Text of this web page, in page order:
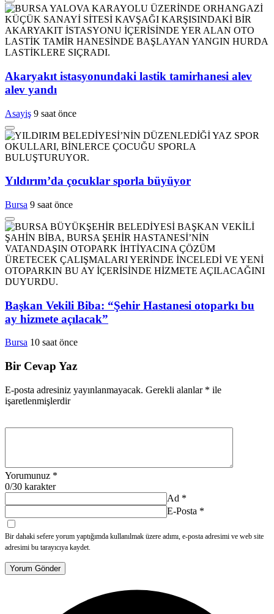
Akaryakıt istasyonundaki lastik tamirhanesi alev
alev yandı
Asayiş 9 saat önce
Yıldırım’da çocuklar sporla büyüyor
Bursa 9 saat önce
Başkan Vekili Biba: “Şehir Hastanesi otoparkı bu
ay hizmete açılacak”
Bursa 10 saat önce
Bir Cevap Yaz
E-posta adresiniz yayınlanmayacak. Gerekli alanlar * ile
işaretlenmişlerdir
Yorumunuz *
0/30 karakter
Ad *
E-Posta *
Bir dahaki sefere yorum yaptığımda kullanılmak üzere adımı, e-posta adresimi ve web site
adresimi bu tarayıcıya kaydet.
Yorum Gönder